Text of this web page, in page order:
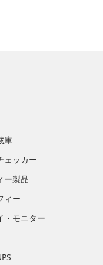
庫
ェッカー
ー製品
ィー
・モニター